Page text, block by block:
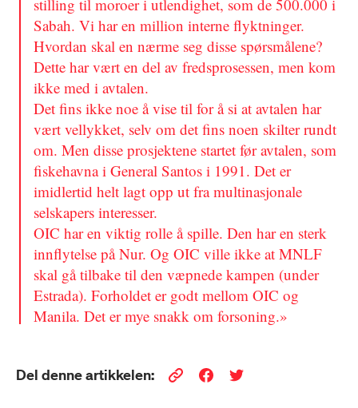
stilling til moroer i utlendighet, som de 500.000 i
Sabah. Vi har en million interne flyktninger.
Hvordan skal en nærme seg disse spørsmålene?
Dette har vært en del av fredsprosessen, men kom
ikke med i avtalen.
Det fins ikke noe å vise til for å si at avtalen har
vært vellykket, selv om det fins noen skilter rundt
om. Men disse prosjektene startet før avtalen, som
fiskehavna i General Santos i 1991. Det er
imidlertid helt lagt opp ut fra multinasjonale
selskapers interesser.
OIC har en viktig rolle å spille. Den har en sterk
innflytelse på Nur. Og OIC ville ikke at MNLF
skal gå tilbake til den væpnede kampen (under
Estrada). Forholdet er godt mellom OIC og
Manila. Det er mye snakk om forsoning.»
Del denne artikkelen: